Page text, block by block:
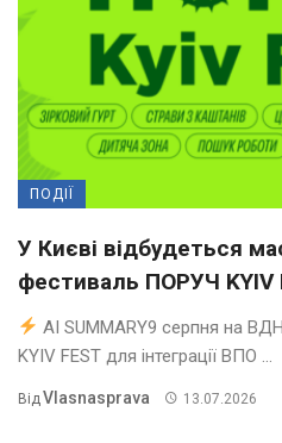
ПОДІЇ
У Києві відбудеться
фестиваль ПОРУЧ KYIV
AI SUMMARY9 серпня на
KYIV FEST для інтеграції ВПО ...
Від Vlasnasprava 13.07.2026